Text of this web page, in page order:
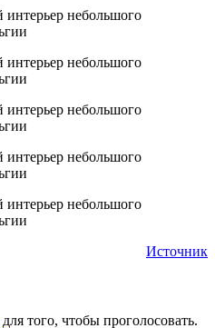
Источник
для того, чтобы проголосовать.